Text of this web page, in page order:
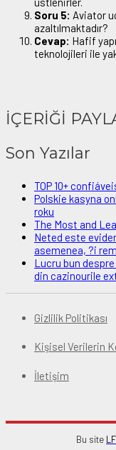
Soru 5: Aviator
azaltılmaktadır?
Cevap: Hafif
teknolojileri ile
İÇERİĞİ
Son Yazılar
TOP 10+
Polskie kasyna
roku
The Most and
Neted este
asemenea, ?i
Lucru bun
din cazinourile
Gizlilik Politikası
Kişisel Verilerin
İletişim
Bu site